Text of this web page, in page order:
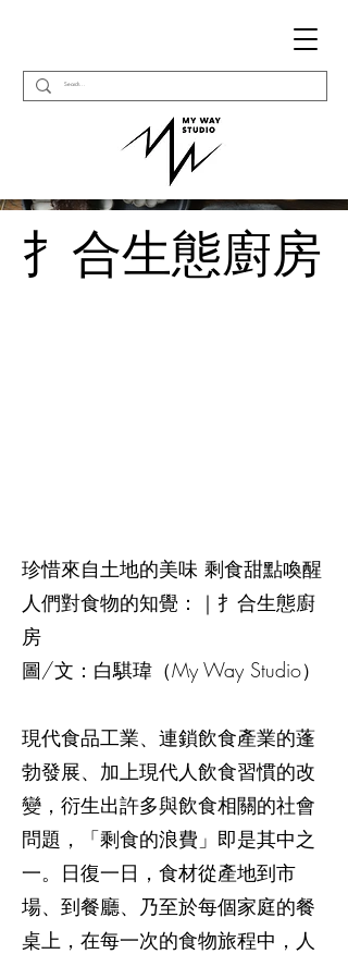
扌合生態廚房
珍惜來自土地的美味 剩食甜點喚醒
人們對食物的知覺：｜扌合生態廚
房
圖/文：白騏瑋（My Way Studio）
現代食品工業、連鎖飲食產業的蓬
勃發展、加上現代人飲食習慣的改
變，衍生出許多與飲食相關的社會
問題，「剩食的浪費」即是其中之
一。日復一日，食材從產地到市
場、到餐廳、乃至於每個家庭的餐
桌上，在每一次的食物旅程中，人